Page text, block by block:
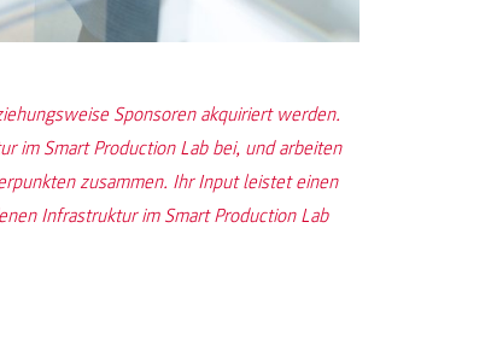
Sponsoren akquiriert werden.
im Smart Production Lab bei, und arbeiten
zusammen. Ihr Input leistet einen
Infrastruktur im Smart Production Lab